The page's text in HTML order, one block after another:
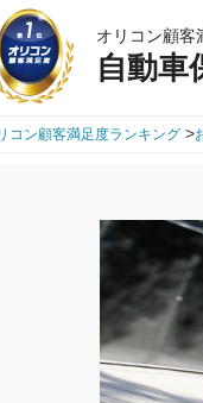
オリコン顧客
自動車
コン顧客満足度ランキング >